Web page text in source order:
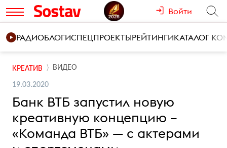
Войти
РАДИОБЛОГИСПЕЦПРОЕКТЫРЕЙТИНГИКАТАЛОГ
КРЕАТИВ ВИДЕО
19.03.2020
Банк ВТБ запустил новую
креативную концепцию –
«Команда ВТБ» — с актерами